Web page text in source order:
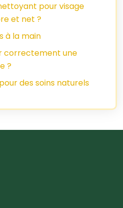
pour visage
et net ?
à la main
correctement une
?
des soins naturels